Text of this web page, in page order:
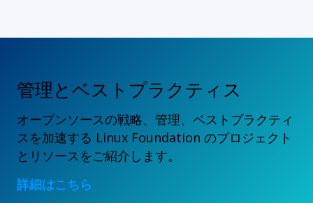
管理とベストプラクティス
オープンソースの戦略、管理、ベストプラクティ
スを加速する Linux Foundation のプロジェクト
とリソースをご紹介します。
詳細はこちら